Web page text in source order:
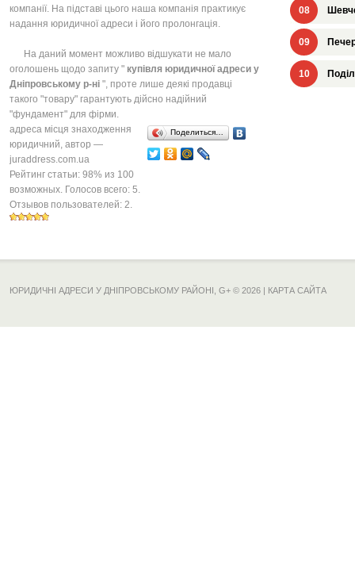
компанії. На підставі цього наша компанія практикує
надання юридичної адреси і його пролонгація.
На даний момент можливо відшукати не мало
оголошень щодо запиту " купівля юридичної адреси у
Дніпровському р-ні ", проте лише деякі продавці
такого "товару" гарантують дійсно надійний
"фундамент" для фірми.
адреса місця знаходження
юридичний, автор —
juraddress.com.ua
Рейтинг статьи: 98% из 100
возможных. Голосов всего: 5.
Отзывов пользователей: 2.
Поделиться…
08
09
10
ЮРИДИЧНІ АДРЕСИ У ДНІПРОВСЬКОМУ РАЙОНІ, G+ © 2026 | КАРТА САЙТА